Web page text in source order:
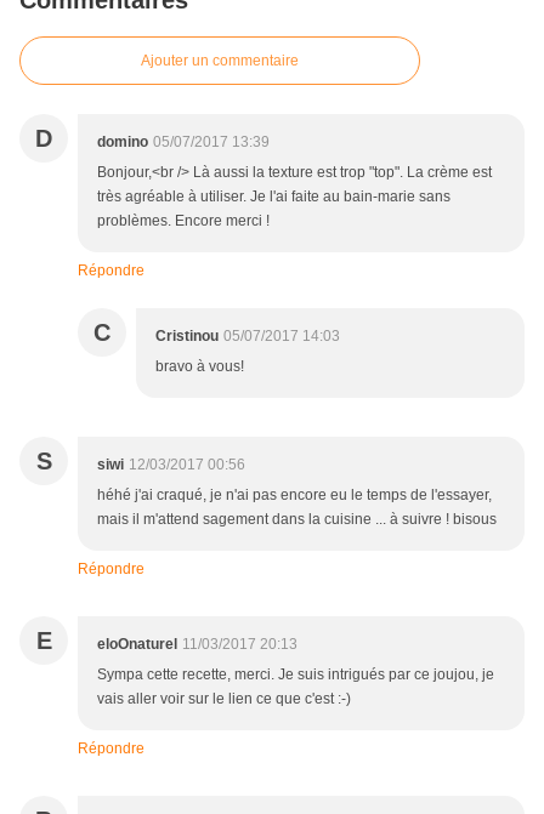
Ajouter un commentaire
D domino 05/07/2017 13:39
Bonjour,<br /> Là aussi la texture est trop "top". La crème est
très agréable à utiliser. Je l'ai faite au bain-marie sans
problèmes. Encore merci !
Répondre
C Cristinou 05/07/2017 14:03
bravo à vous!
S siwi 12/03/2017 00:56
héhé j'ai craqué, je n'ai pas encore eu le temps de l'essayer,
mais il m'attend sagement dans la cuisine ... à suivre ! bisous
Répondre
E eloOnaturel 11/03/2017 20:13
Sympa cette recette, merci. Je suis intrigués par ce joujou, je
vais aller voir sur le lien ce que c'est :-)
Répondre